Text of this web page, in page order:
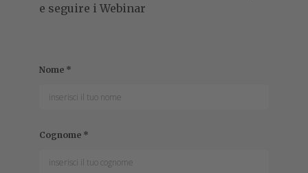
e seguire i Webinar
Nome *
Cognome *